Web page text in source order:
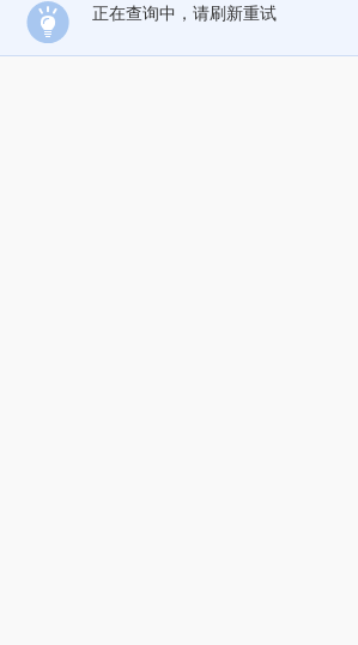
正在查询中，请刷新重试